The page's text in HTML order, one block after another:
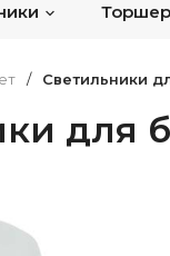
/ Светильники
для